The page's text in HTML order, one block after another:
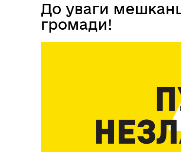
До уваги
громади!